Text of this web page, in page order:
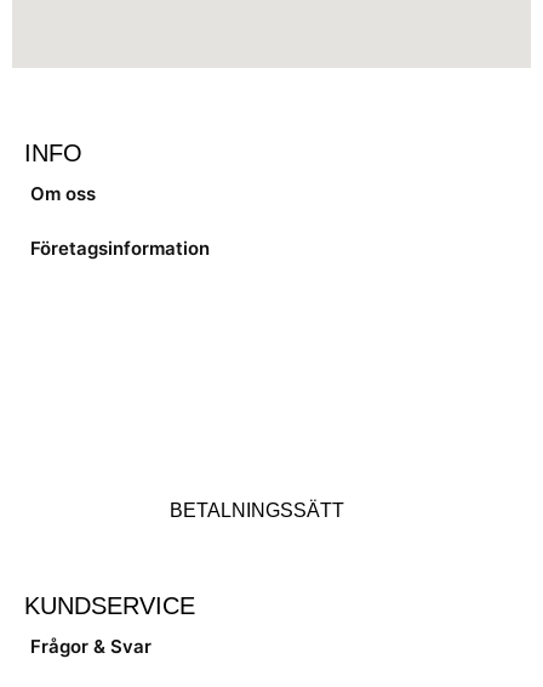
INFO
Om oss
Företagsinformation
BETALNINGSSÄTT
KUNDSERVICE
Frågor & Svar